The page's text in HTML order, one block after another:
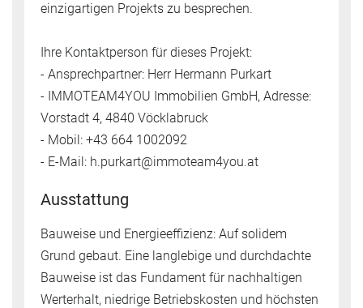
einzigartigen Projekts zu besprechen.
Ihre Kontaktperson für dieses Projekt:
- Ansprechpartner: Herr Hermann Purkart
- IMMOTEAM4YOU Immobilien GmbH, Adresse:
Vorstadt 4, 4840 Vöcklabruck
- Mobil: +43 664 1002092
- E-Mail: h.purkart@immoteam4you.at
Ausstattung
Bauweise und Energieeffizienz: Auf solidem
Grund gebaut. Eine langlebige und durchdachte
Bauweise ist das Fundament für nachhaltigen
Werterhalt, niedrige Betriebskosten und höchsten